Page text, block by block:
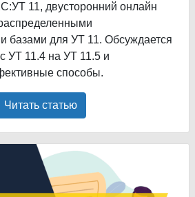
11, двусторонний онлайн
базами для УТ 11. Обсуждается
УТ 11.4 на УТ 11.5 и
способы.
Читать статью